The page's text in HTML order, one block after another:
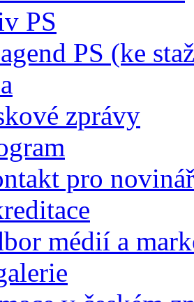
PS
PS (ke
zprávy
pro
médií a